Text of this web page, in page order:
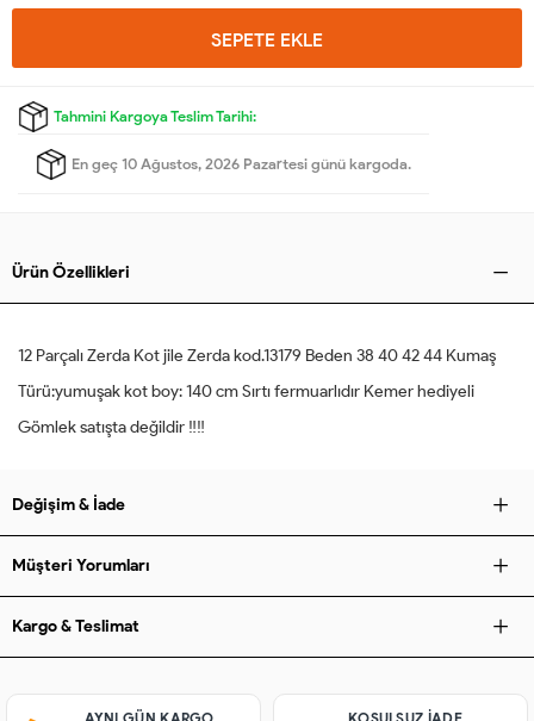
SEPETE EKLE
Tahmini Kargoya Teslim Tarihi:
En geç 10 Ağustos, 2026 Pazartesi günü kargoda.
Ürün Özellikleri
12 Parçalı Zerda Kot jile Zerda kod.13179 Beden 38 40 42 44 Kumaş
Türü:yumuşak kot boy: 140 cm Sırtı fermuarlıdır Kemer hediyeli
Gömlek satışta değildir ‼️‼️
Değişim & İade
Müşteri Yorumları
Kargo & Teslimat